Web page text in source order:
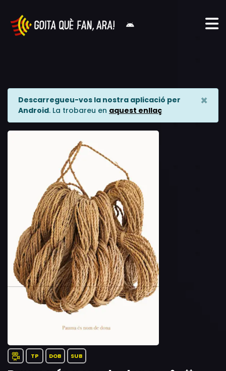
Descarregueu-vos la nostra aplicació per
Android. La trobareu en aquest enllaç
×
TP DOB SUB